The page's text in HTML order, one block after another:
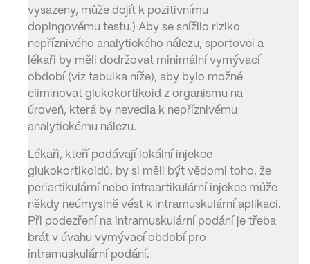
vysazeny, může dojít k pozitivnímu
dopingovému testu.) Aby se snížilo riziko
nepříznivého analytického nálezu, sportovci a
lékaři by měli dodržovat minimální vymývací
období (viz tabulka níže), aby bylo možné
eliminovat glukokortikoid z organismu na
úroveň, která by nevedla k nepříznivému
analytickému nálezu.
Lékaři, kteří podávají lokální injekce
glukokortikoidů, by si měli být vědomi toho, že
periartikulární nebo intraartikulární injekce může
někdy neúmyslně vést k intramuskulární aplikaci.
Při podezření na intramuskulární podání je třeba
brát v úvahu vymývací období pro
intramuskulární podání.